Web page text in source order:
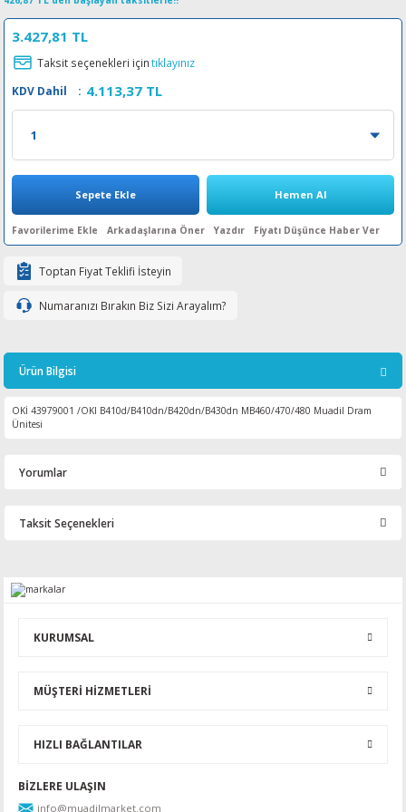
Ribon
CP
Pro
3.427,81 TL
Taksit seçenekleri içintıklayınız
KDV Dahil
: 4.113,37 TL
Sepete Ekle Hemen Al
Arkadaşlarına Öner Yazdır Fiyatı Düşünce Haber Ver
Toptan Fiyat Teklifi İsteyin
Numaranızı Bırakın Biz Sizi Arayalım?
Ürün Bilgisi
OKİ 43979001 /OKI B410d/B410dn/B420dn/B430dn MB460/470/480 Muadil Dram
Ünitesi
Yorumlar
Taksit Seçenekleri
KURUMSAL
MÜŞTERİ HİZMETLERİ
HIZLI BAĞLANTILAR
BİZLERE ULAŞIN
info@muadilmarket.com